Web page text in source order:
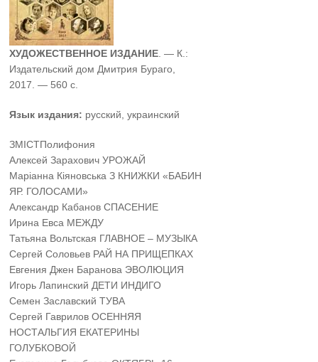
ХУДОЖЕСТВЕННОЕ ИЗДАНИЕ . — К.:
Издательский дом Дмитрия Бураго,
2017. — 560 с.
Язык издания: русский, украинский
ЗМIСТПолифония
Алексей Зарахович УРОЖАЙ
Маріанна Кіяновська З КНИЖКИ «БАБИН
ЯР. ГОЛОСАМИ»
Александр Кабанов СПАСЕНИЕ
Ирина Евса МЕЖДУ
Татьяна Вольтская ГЛАВНОЕ – МУЗЫКА
Сергей Соловьев РАЙ НА ПРИЩЕПКАХ
Евгения Джен Баранова ЭВОЛЮЦИЯ
Игорь Лапинский ДЕТИ ИНДИГО
Семен Заславский ТУВА
Сергей Гаврилов ОСЕННЯЯ
НОСТАЛЬГИЯ ЕКАТЕРИНЫ
ГОЛУБКОВОЙ